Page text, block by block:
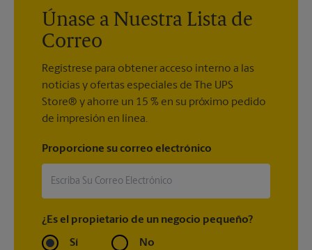
Únase a Nuestra Lista de
Correo
Regístrese para obtener acceso interno a las
noticias y ofertas especiales de The UPS
Store® y ahorre un 15 % en su próximo pedido
de impresión en línea.
Proporcione su correo electrónico
¿Es el propietario de un negocio pequeño?
Sí No